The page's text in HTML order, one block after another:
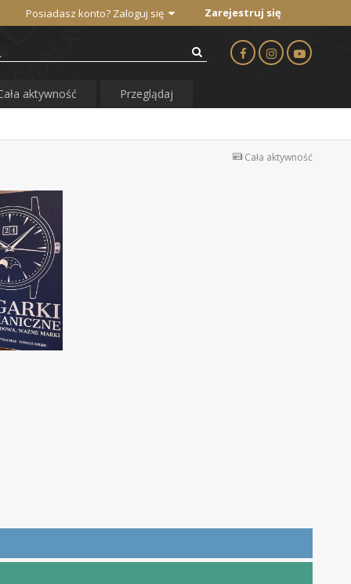
Posiadasz konto? Zaloguj się Zarejestruj się
aktywność Przeglądaj
Cała aktywność